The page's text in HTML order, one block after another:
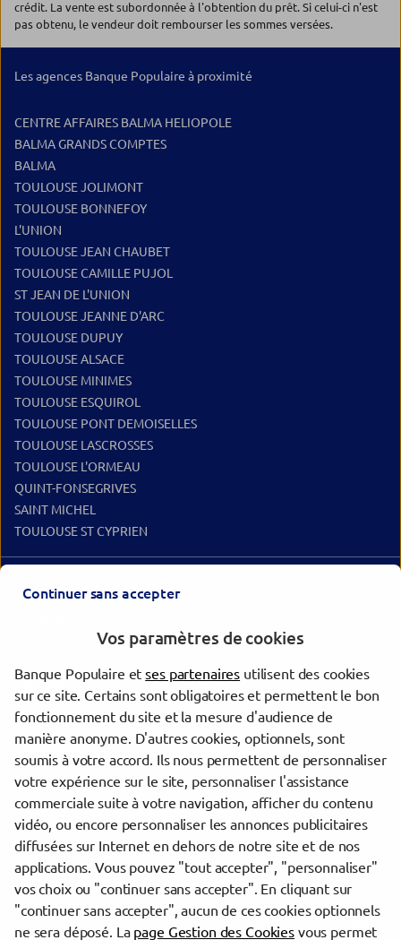
crédit. La vente est subordonnée à l'obtention du prêt. Si celui-ci n'est
pas obtenu, le vendeur doit rembourser les sommes versées.
Les agences Banque Populaire à proximité
CENTRE AFFAIRES BALMA HELIOPOLE
BALMA GRANDS COMPTES
BALMA
TOULOUSE JOLIMONT
TOULOUSE BONNEFOY
L'UNION
TOULOUSE JEAN CHAUBET
TOULOUSE CAMILLE PUJOL
ST JEAN DE L'UNION
TOULOUSE JEANNE D'ARC
TOULOUSE DUPUY
TOULOUSE ALSACE
TOULOUSE MINIMES
TOULOUSE ESQUIROL
TOULOUSE PONT DEMOISELLES
TOULOUSE LASCROSSES
TOULOUSE L'ORMEAU
QUINT-FONSEGRIVES
SAINT MICHEL
TOULOUSE ST CYPRIEN
Tournefeuille
Cugnaux
Muret
Montauban
Trouver une agence Banque Populaire
Haute-Garonne
Balma
BALMA NEXT INNOV
evermaps ©
Continuer sans accepter
Vos paramètres de cookies
Banque Populaire etses partenaires utilisent des cookies
sur ce site. Certains sont obligatoires et permettent le bon
fonctionnement du site et la mesure d'audience de
manière anonyme. D'autres cookies, optionnels, sont
soumis à votre accord. Ils nous permettent de personnaliser
votre expérience sur le site, personnaliser l'assistance
commerciale suite à votre navigation, afficher du contenu
vidéo, ou encore personnaliser les annonces publicitaires
diffusées sur Internet en dehors de notre site et de nos
applications. Vous pouvez "tout accepter", "personnaliser"
vos choix ou "continuer sans accepter". En cliquant sur
"continuer sans accepter", aucun de ces cookies optionnels
ne sera déposé. La page Gestion des Cookiesvous permet